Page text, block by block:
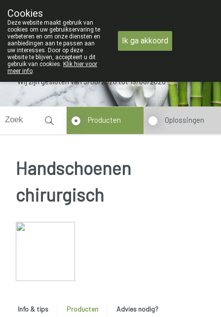
ZOMERVAKANTIE : Van maandag 3 AUGUSTUS tot en met
09 228 32 36
Wij zijn gesloten van 3/08/2026 tot 19/08/2026
Producten Oplossingen
Handschoenen
chirurgisch
Info & tips Producten Advies nodig?
Cookies
Deze website maakt gebruik van
cookies om uw gebruikservaring te
verbeteren en om onze diensten en
aanbiedingen aan te passen aan
uw interesses. Door op deze
website te blijven, accepteert u dit
gebruik van cookies. Klik hier voor
meer info.
Ik ga akkoord